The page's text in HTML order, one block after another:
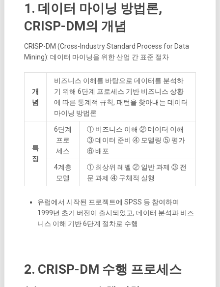
1. 데이터 마이닝 방법론,
CRISP-DM의 개념
CRISP-DM (Cross-Industry Standard Process for Data
Mining): 데이터 마이닝을 위한 산업 간 표준 절차
개
념
비즈니스 이해를 바탕으로 데이터를 분석하
기 위해 6단계 프로세스 기반 비즈니스 상황
에 따른 통계적 규칙, 패턴을 찾아내는 데이터
마이닝 방법론
특
징
6단계
프로
세스
① 비즈니스 이해 ② 데이터 이해
③ 데이터 준비 ④ 모델링 ⑤ 평가
⑥ 배포
4계층
모델
① 최상위 레벨 ② 일반 과제 ③ 전
문 과제 ④ 구체적 실행
유럽에서 시작된 프로젝트에 SPSS 등 참여하여
1999년 초기 버전이 출시되었고, 데이터 분석과 비즈
니스 이해 기반 6단계 절차로 수행
2. CRISP-DM 수행 프로세스